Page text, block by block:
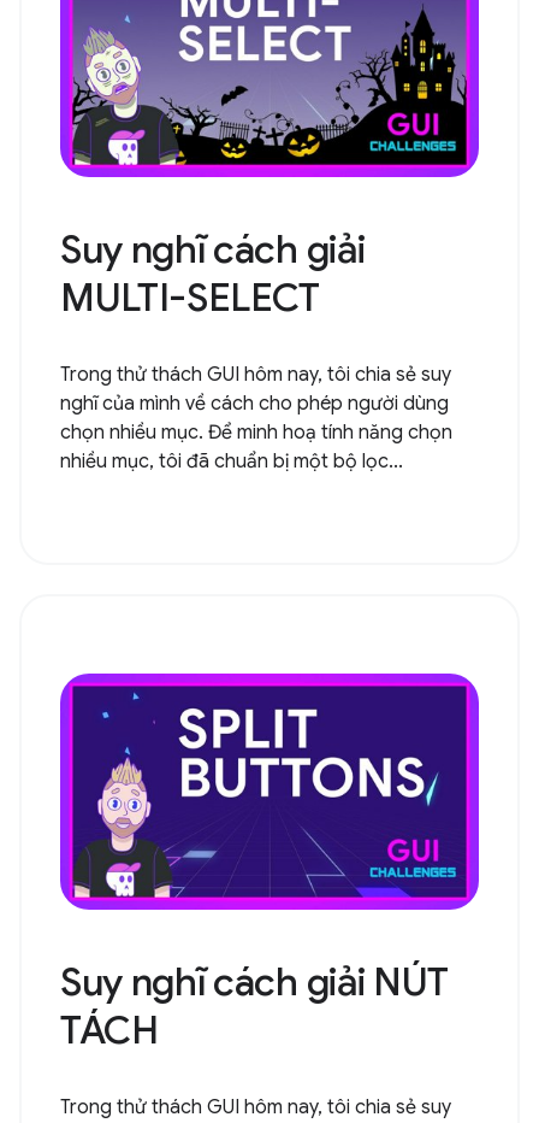
Suy nghĩ cách giải
MULTI-SELECT
Trong thử thách GUI hôm nay, tôi chia sẻ suy
nghĩ của mình về cách cho phép người dùng
chọn nhiều mục. Để minh hoạ tính năng chọn
nhiều mục, tôi đã chuẩn bị một bộ lọc...
Suy nghĩ cách giải NÚT
TÁCH
Trong thử thách GUI hôm nay, tôi chia sẻ suy